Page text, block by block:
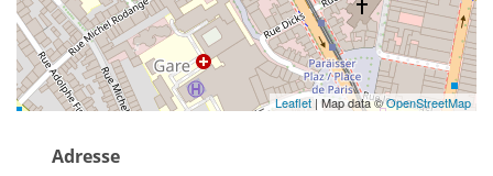
Leaflet | Map data ©OpenStreetMap
Adresse